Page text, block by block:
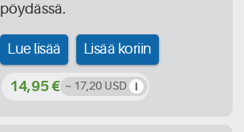
pöydässä.
Lue lisää Lisää koriin
14,95 € ~ 17,20 USD